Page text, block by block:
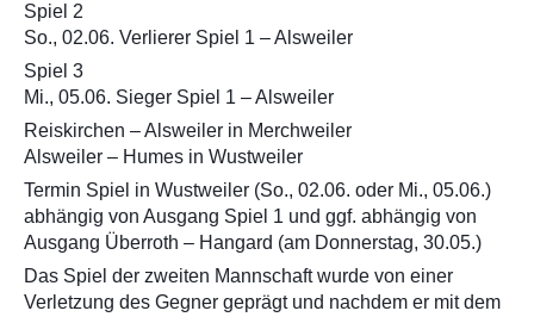
Spiel 2
So., 02.06. Verlierer Spiel 1 – Alsweiler
Spiel 3
Mi., 05.06. Sieger Spiel 1 – Alsweiler
Reiskirchen – Alsweiler in Merchweiler
Alsweiler – Humes in Wustweiler
Termin Spiel in Wustweiler (So., 02.06. oder Mi., 05.06.)
abhängig von Ausgang Spiel 1 und ggf. abhängig von
Ausgang Überroth – Hangard (am Donnerstag, 30.05.)
Das Spiel der zweiten Mannschaft wurde von einer
Verletzung des Gegner geprägt und nachdem er mit dem